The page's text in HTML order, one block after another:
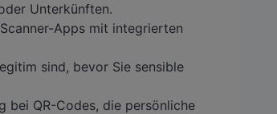
Unterkünften.
Apps mit integrierten
sind, bevor Sie sensible
bei QR-Codes, die persönliche